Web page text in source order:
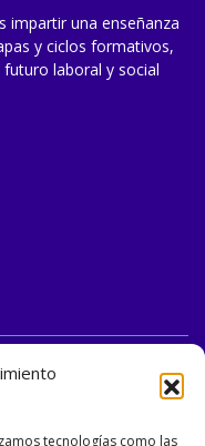
tecnologías como las
impartir una enseñanza
y ciclos formativos,
laboral y social